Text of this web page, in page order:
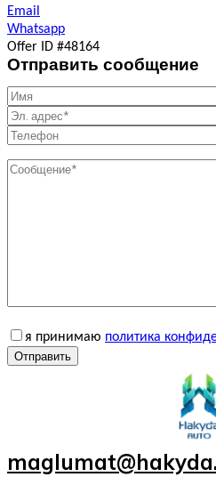
Email
Whatsapp
Offer ID #48164
Отправить сообщение
я принимаю политика
Отправить